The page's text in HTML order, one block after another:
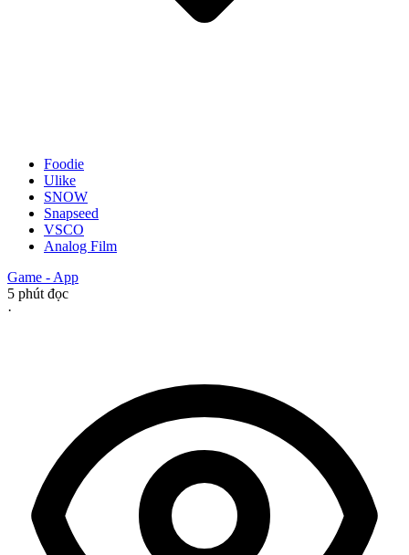
Foodie
Ulike
SNOW
Snapseed
VSCO
Analog Film
Game - App
5 phút đọc
·